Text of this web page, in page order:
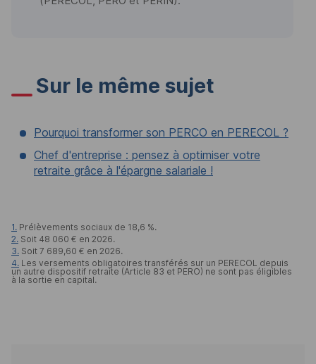
Sur le même sujet
Pourquoi transformer son PERCO en PERECOL ?
Chef d'entreprise : pensez à optimiser votre
retraite grâce à l'épargne salariale !
1. Prélèvements sociaux de 18,6 %.
2. Soit 48 060 € en 2026.
3. Soit 7 689,60 € en 2026.
4. Les versements obligatoires transférés sur un PERECOL depuis
un autre dispositif retraite (Article 83 et PERO) ne sont pas éligibles
à la sortie en capital.